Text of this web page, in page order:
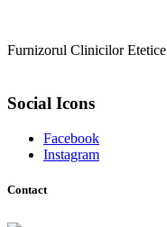
Furnizorul Clinicilor Etetice
Social Icons
Facebook
Instagram
Contact